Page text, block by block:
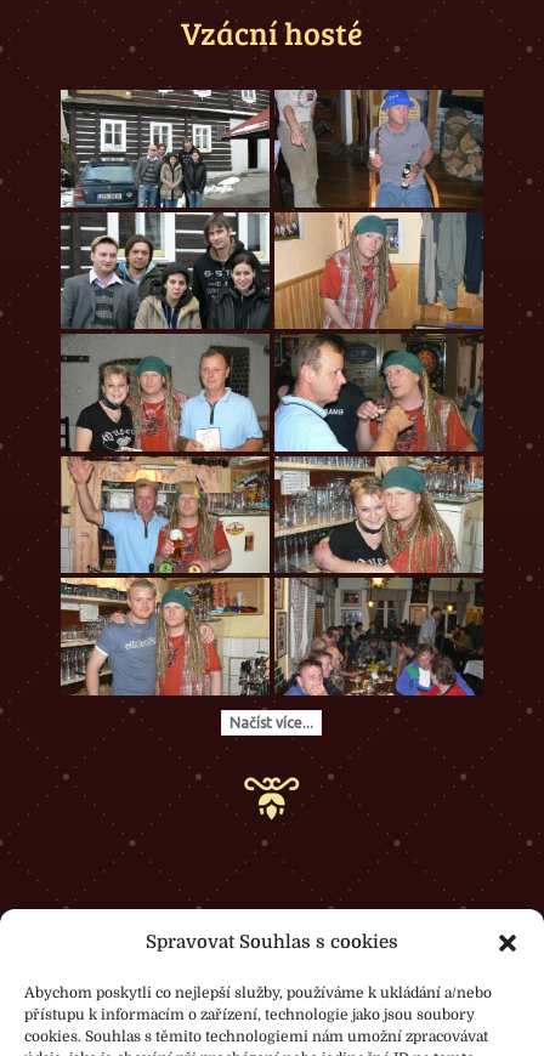
Spravovat Souhlas s cookies
Abychom poskytli co nejlepší služby, používáme k ukládání a/nebo
přístupu k informacím o zařízení, technologie jako jsou soubory
cookies. Souhlas s těmito technologiemi nám umožní zpracovávat
Vzácní hosté
Načíst více...